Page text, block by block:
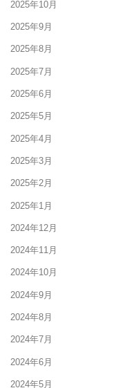
2025年10月
2025年9月
2025年8月
2025年7月
2025年6月
2025年5月
2025年4月
2025年3月
2025年2月
2025年1月
2024年12月
2024年11月
2024年10月
2024年9月
2024年8月
2024年7月
2024年6月
2024年5月